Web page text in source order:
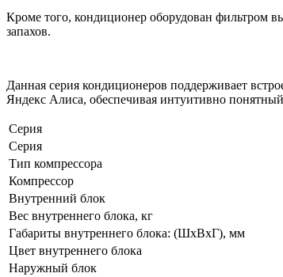
Кроме того, кондиционер оборудован фильтром
запахов.
Данная серия кондиционеров поддерживает
Яндекс Алиса, обеспечивая интуитивно
Серия
Серия
Тип компрессора
Компрессор
Внутренний блок
Вес внутреннего блока, кг
Габариты внутреннего блока: (ШхВхГ), мм
Цвет внутреннего блока
Наружный блок